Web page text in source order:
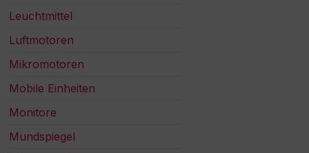
Leuchtmittel
Luftmotoren
Mikromotoren
Mobile Einheiten
Monitore
Mundspiegel